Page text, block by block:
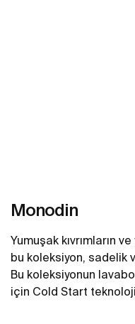
Monodin
Yumuşak kıvrımların
bu koleksiyon, sadelik
Bu koleksiyonun
için Cold Start